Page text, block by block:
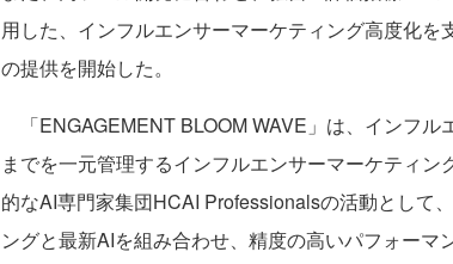
用した、インフルエンサーマーケティング高度化
の提供を開始した。
「ENGAGEMENT BLOOM WAVE」は、インフル
までを一元管理するインフルエンサーマーケティ
的なAI専門家集団HCAI Professionalsの活動として
ングと最新AIを組み合わせ、精度の高いパフォーマ